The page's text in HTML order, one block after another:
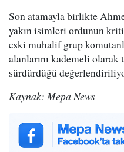
Son atamayla birlikte
yakın isimleri ordunun
eski muhalif grup
alanlarını kademeli
sürdürdüğü
Kaynak: Mepa News